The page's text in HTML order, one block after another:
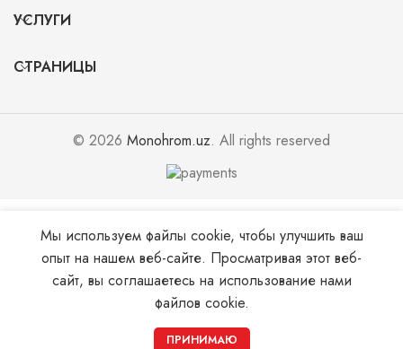
УСЛУГИ
СТРАНИЦЫ
© 2026 Monohrom.uz. All rights reserved
Мы используем файлы cookie, чтобы улучшить ваш
опыт на нашем веб-сайте. Просматривая этот веб-
сайт, вы соглашаетесь на использование нами
файлов cookie.
ПРИНИМАЮ
0